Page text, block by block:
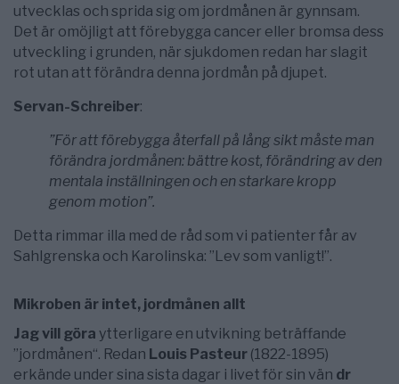
utvecklas och sprida sig om jordmånen är gynnsam.
Det är omöjligt att förebygga cancer eller bromsa dess
utveckling i grunden, när sjukdomen redan har slagit
rot utan att förändra denna jordmån på djupet.
Servan-Schreiber:
”För att förebygga återfall på lång sikt måste man
förändra jordmånen: bättre kost, förändring av den
mentala inställningen och en starkare kropp
genom motion”.
Detta rimmar illa med de råd som vi patienter får av
Sahlgrenska och Karolinska: ”Lev som vanligt!”.
Mikroben är intet, jordmånen allt
Jag vill göra ytterligare en utvikning beträffande
”jordmånen“. Redan Louis Pasteur (1822-1895)
erkände under sina sista dagar i livet för sin vän dr